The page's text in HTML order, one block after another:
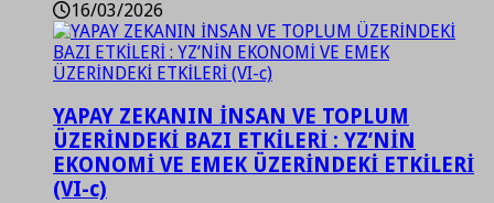
16/03/2026
YAPAY ZEKANIN İNSAN VE TOPLUM
ÜZERİNDEKİ BAZI ETKİLERİ : YZ’NİN
EKONOMİ VE EMEK ÜZERİNDEKİ ETKİLERİ
(VI-c)